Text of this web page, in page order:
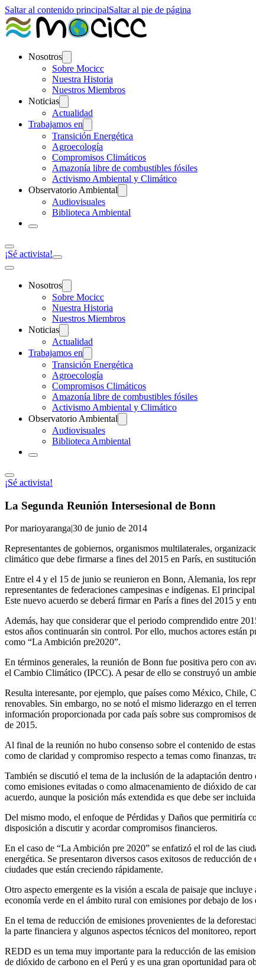
Saltar al contenido principalSaltar al pie de página
Nosotros
Sobre Mocicc
Nuestra Historia
Nuestros Miembros
Noticias
Actualidad
Trabajamos en
Transición Energética
Agroecología
Compromisos Climáticos
Amazonía libre de combustibles fósiles
Activismo Ambiental y Climático
Observatorio Ambiental
Audiovisuales
Biblioteca Ambiental
¡Sé activista!
Nosotros
Sobre Mocicc
Nuestra Historia
Nuestros Miembros
Noticias
Actualidad
Trabajamos en
Transición Energética
Agroecología
Compromisos Climáticos
Amazonía libre de combustibles fósiles
Activismo Ambiental y Climático
Observatorio Ambiental
Audiovisuales
Biblioteca Ambiental
¡Sé activista!
La Segunda Reunión Intersesional de Bonn
Por marioyaranga|30 de junio de 2014
Representantes de gobiernos, organismos multilaterales,
climático que debe firmarse a fines del 2015 en París, en
Entre el 4 y el 15 de junio se reunieron en Bonn, Alemania, los
representantes de federaciones campesinas e indígenas. El
Este nuevo acuerdo se deberá firmar en París a fines del 2015 y
Además, hay que considerar que el periodo comprendido entre
estos años continuarán sin control. Por ello, muchos actores
como “La Ambición pre2020”.
En términos generales, la reunión de Bonn fue positiva pero con
el Cambio Climático (IPCC). A pesar de ello se construyó un
Resulta interesante, por ejemplo, que países como México, Chile,
renovables. Sin embargo, no se notó el mismo liderazgo en el
información proporcionada por cada país sobre sus compromisos
de 2015.
Al final de la reunión no hubo consenso sobre el contenido de
como de claridad y compromiso respecto a temas como finanzas,
También se discutió el tema de la inclusión de la adaptación
como emisiones evitadas o como almacenamiento de dióxido de
acuerdo, aunque la posición más extendida es que debe ser
Del mismo modo, el enfoque de Pérdidas y Daños que permitiría
disposición a discutir y acordar compromisos financieros.
En el caso de “La Ambición pre 2020” se enfatizó el rol de las
energética. Se presentaron diversos casos exitosos de reducción
ciudades que están creciendo rápidamente.
Otro aspecto emergente es la visión a escala de paisaje que
economía verde en el ámbito rural con emisiones por debajo de
En el tema de reducción de emisiones provenientes de la
la parte financiera y algunos aspectos técnicos del monitoreo,
REDD es un tema muy importante para la reducción de las
de dióxido de carbono en el Perú y es una gran oportunidad para